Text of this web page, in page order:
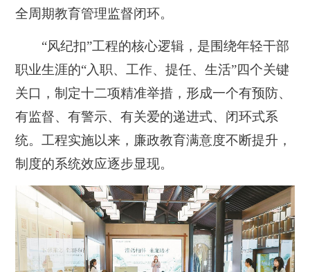
全周期教育管理监督闭环。
“风纪扣”工程的核心逻辑，是围绕年轻干部
职业生涯的“入职、工作、提任、生活”四个关键
关口，制定十二项精准举措，形成一个有预防、
有监督、有警示、有关爱的递进式、闭环式系
统。工程实施以来，廉政教育满意度不断提升，
制度的系统效应逐步显现。